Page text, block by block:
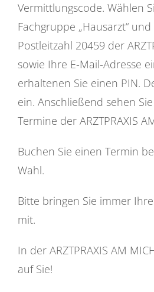
Vermittlungscode. Wählen
Fachgruppe „Hausarzt“
Postleitzahl 20459 der
sowie Ihre E-Mail-Adresse
erhaltenen Sie einen PIN.
ein. Anschließend sehen
Termine der ARZTPRAXIS
Buchen Sie einen Termin
Wahl.
Bitte bringen Sie immer
mit.
In der ARZTPRAXIS AM
auf Sie!